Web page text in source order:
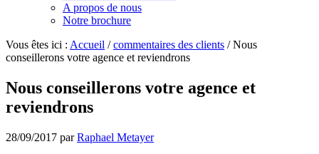
A propos de nous
Notre brochure
Vous êtes ici : Accueil / commentaires des clients /Nous
conseillerons votre agence et reviendrons
Nous conseillerons votre agence et
reviendrons
28/09/2017 parRaphael Metayer